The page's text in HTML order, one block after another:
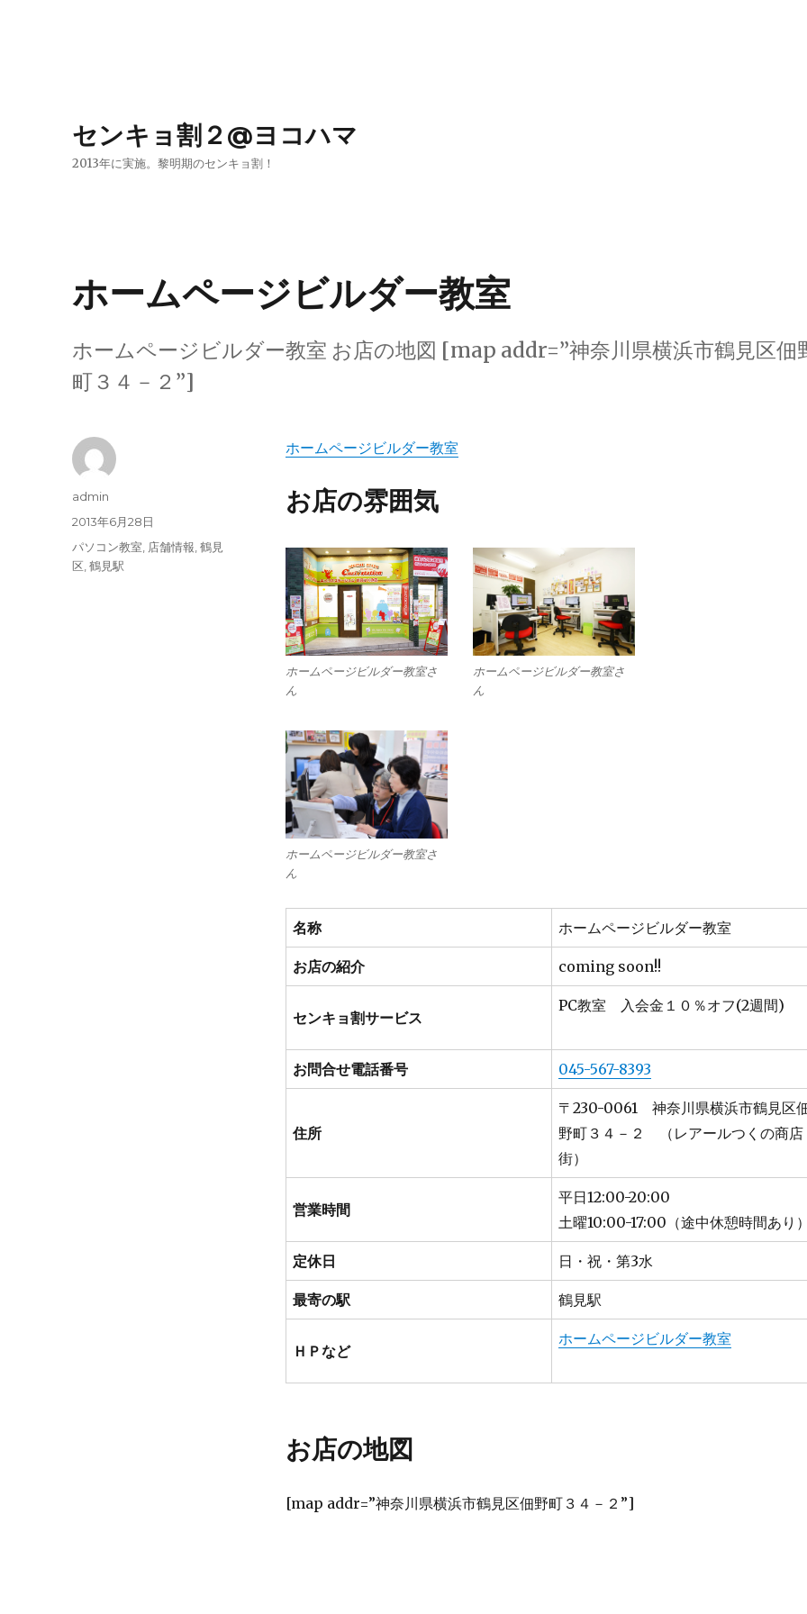
センキョ割２@ヨコハマ
2013年に実施。黎明期のセンキョ割！
ホームページビルダー教室
ホームページビルダー教室 お店の地図 [map addr=”神奈川県横浜市鶴見区佃
町３４－２”]
ホームページビルダー教室
お店の雰囲気
ホームページビルダー教室さ
ん
ホームページビルダー教室さ
ん
ホームページビルダー教室さ
ん
名称 ホームページビルダー教室
お店の紹介 coming soon!!
センキョ割サービス
PC教室 入会金１０％オフ(2週間)
お問合せ電話番号 045-567-8393
住所
〒230-0061 神奈川県横浜市鶴見区
野町３４－２ （レアールつくの商店
街）
営業時間
平日12:00-20:00
土曜10:00-17:00（途中休憩時間あり）
定休日 日・祝・第3水
最寄の駅 鶴見駅
ＨＰなど
ホームページビルダー教室
お店の地図
[map addr=”神奈川県横浜市鶴見区佃野町３４－２”]
投
admin
投
稿
日:
2013年6月28日
カ
テ
パソコン教室 店舗情報 ,鶴見
区 ,鶴見駅